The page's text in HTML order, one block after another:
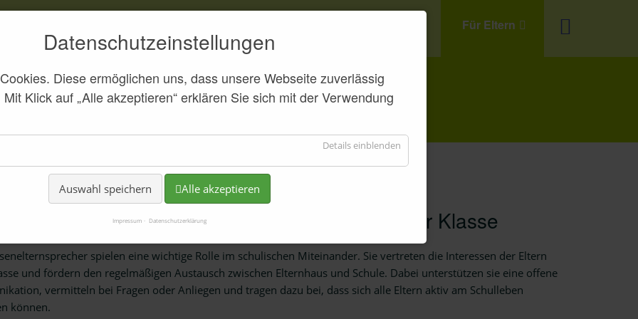
Datenschutzeinstellungen
Diese ermöglichen uns, dass unsere Webseite zuverlässig
Klick auf „Alle akzeptieren“ erklären Sie sich mit der Verwendung
Details einblenden
Auswahl speichern Alle akzeptieren
Impressum Datenschutzerklärung
Für Eltern
– Stimme der Eltern in jeder Klasse
spielen eine wichtige Rolle im schulischen Miteinander. Sie vertreten die Interessen der Eltern
und fördern den regelmäßigen Austausch zwischen Elternhaus und Schule. Dabei unterstützen sie eine offene
vermitteln bei Fragen oder Anliegen und tragen dazu bei, dass sich alle Eltern aktiv am Schulleben
können.